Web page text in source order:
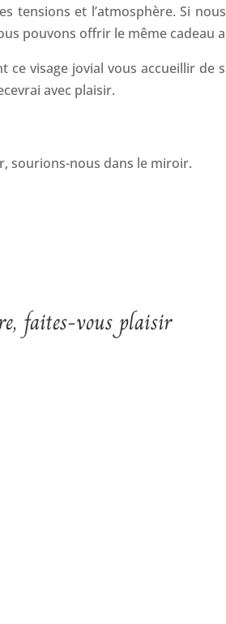
tensions et l’atmosphère. Si
pouvons offrir le même cadeau
ce visage jovial vous accueillir de
avec plaisir.
sourions-nous dans le miroir.
faites-vous plaisir